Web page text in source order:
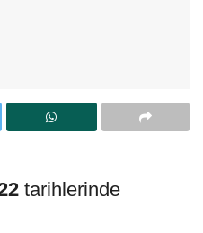
tarihlerinde